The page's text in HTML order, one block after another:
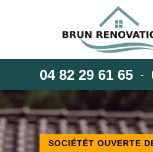
04 82 29 61 65 -
SOCIÉTÉT OUVERTE